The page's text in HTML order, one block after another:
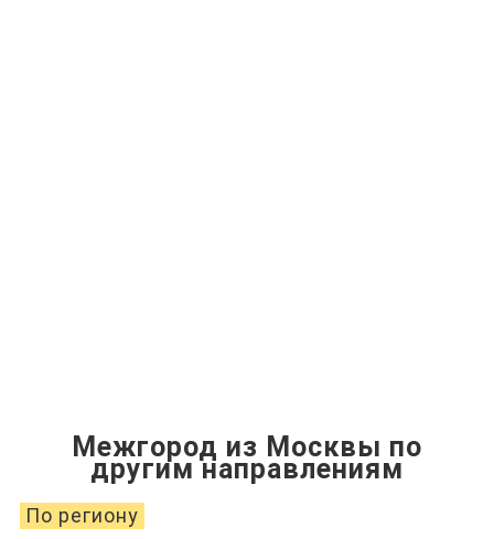
Межгород из Москвы по
другим направлениям
По региону